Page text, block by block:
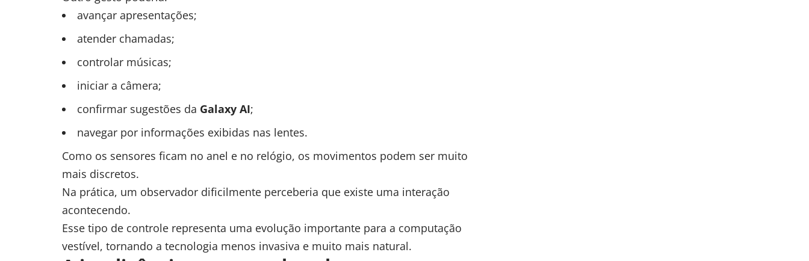
avançar apresentações;
atender chamadas;
controlar músicas;
iniciar a câmera;
confirmar sugestões da Galaxy AI;
navegar por informações exibidas nas lentes.
Como os sensores ficam no anel e no relógio, os movimentos podem ser muito
mais discretos.
Na prática, um observador dificilmente perceberia que existe uma interação
acontecendo.
Esse tipo de controle representa uma evolução importante para a computação
vestível, tornando a tecnologia menos invasiva e muito mais natural.